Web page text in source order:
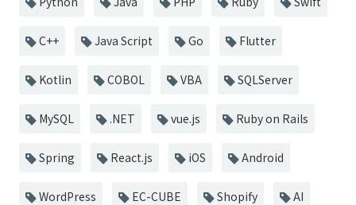
C++ Java Script Go Flutter
Kotlin COBOL VBA SQLServer
MySQL .NET vue.js Ruby on Rails
Spring React.js iOS Android
WordPress EC-CUBE Shopify AI